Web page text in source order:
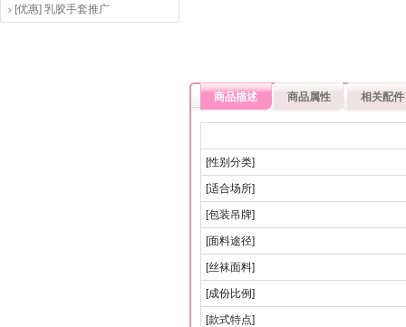
[优惠] 乳胶手套推广
商品描述 商品属性 相关配件
[性别分类]
[适合场所]
[包装吊牌]
[面料途径]
[丝袜面料]
[成份比例]
[款式特点]